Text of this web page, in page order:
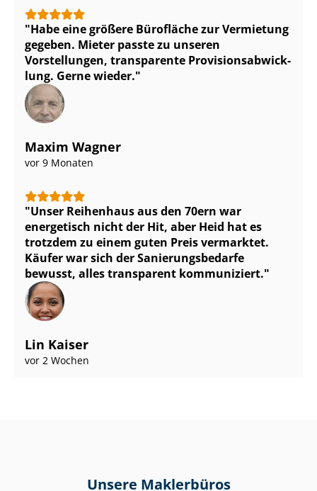
Habe eine größere Bürofläche zur Vermietung
gegeben. Mieter passte zu unseren
Vorstellungen, transparente Pro­vi­si­ons­ab­wick­
lung. Gerne wieder.
Maxim Wagner
vor 9 Monaten
Unser Reihenhaus aus den 70ern war
energetisch nicht der Hit, aber Heid hat es
trotzdem zu einem guten Preis vermarktet.
Käufer war sich der Sa­nie­rungs­be­dar­fe
bewusst, alles transparent kommuniziert.
Lin Kaiser
vor 2 Wochen
Unsere Maklerbüros